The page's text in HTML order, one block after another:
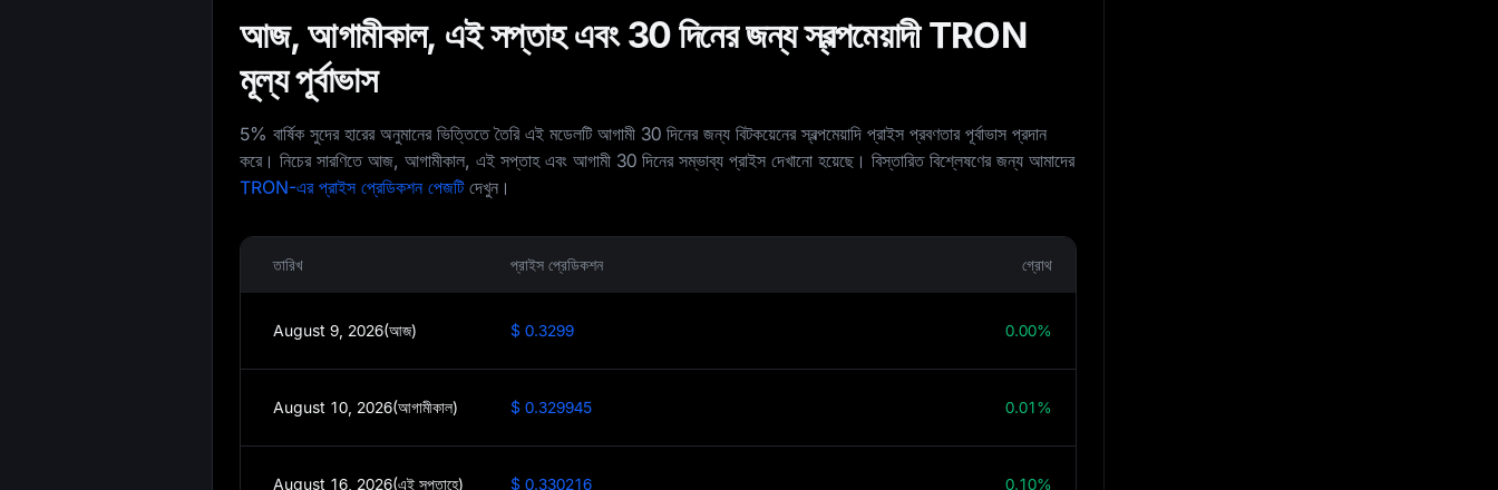
আজ, আগামীকাল, এই সপ্তাহ এবং 30 দিনের জন্য স্বল্পমেয়াদী TRON
মূল্য পূর্বাভাস
5% বার্ষিক সুদের হারের অনুমানের ভিত্তিতে তৈরি এই মডেলটি আগামী 30 দিনের জন্য বিটকয়েনের স্বল্পমেয়াদি প্রাইস প্রবণতার পূর্বাভাস প্রদান
করে। নিচের সারণিতে আজ, আগামীকাল, এই সপ্তাহ এবং আগামী 30 দিনের সম্ভাব্য প্রাইস দেখানো হয়েছে। বিস্তারিত বিশ্লেষণের জন্য আমাদের
TRON-এর প্রাইস প্রেডিকশন পেজটিদেখুন।
তারিখ প্রাইস প্রেডিকশন গ্রোথ
August 9, 2026(আজ) $ 0.3299 0.00%
August 10, 2026(আগামীকাল) $ 0.329945 0.01%
August 16, 2026(এই সপ্তাহে) $ 0.330216 0.10%